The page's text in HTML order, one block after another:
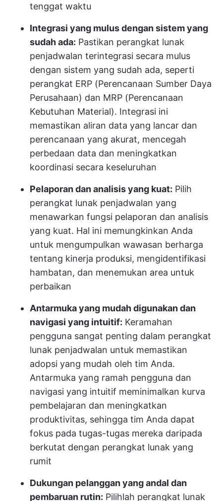
tenggat waktu
Integrasi yang mulus dengan sistem yang
sudah ada: Pastikan perangkat lunak
penjadwalan terintegrasi secara mulus
dengan sistem yang sudah ada, seperti
perangkat ERP (Perencanaan Sumber Daya
Perusahaan) dan MRP (Perencanaan
Kebutuhan Material). Integrasi ini
memastikan aliran data yang lancar dan
perencanaan yang akurat, mencegah
perbedaan data dan meningkatkan
koordinasi secara keseluruhan
Pelaporan dan analisis yang kuat: Pilih
perangkat lunak penjadwalan yang
menawarkan fungsi pelaporan dan analisis
yang kuat. Hal ini memungkinkan Anda
untuk mengumpulkan wawasan berharga
tentang kinerja produksi, mengidentifikasi
hambatan, dan menemukan area untuk
perbaikan
Antarmuka yang mudah digunakan dan
navigasi yang intuitif: Keramahan
pengguna sangat penting dalam perangkat
lunak penjadwalan untuk memastikan
adopsi yang mudah oleh tim Anda.
Antarmuka yang ramah pengguna dan
navigasi yang intuitif meminimalkan kurva
pembelajaran dan meningkatkan
produktivitas, sehingga tim Anda dapat
fokus pada tugas-tugas mereka daripada
berkutat dengan perangkat lunak yang
rumit
Dukungan pelanggan yang andal dan
pembaruan rutin: Pilihlah perangkat lunak